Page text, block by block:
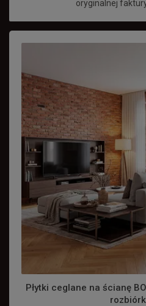
oryginalnej faktury
Płytki ceglane na ścianę